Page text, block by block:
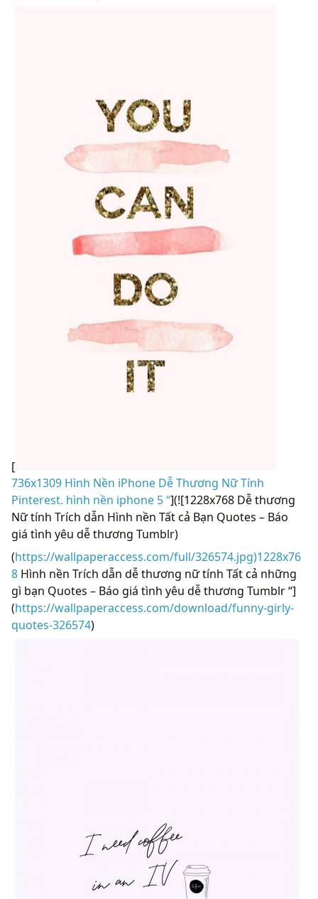
[
736x1309 Hình Nền iPhone Dễ Thương Nữ Tính
Pinterest. hình nền iphone 5 “](![1228x768 Dễ thương
Nữ tính Trích dẫn Hình nền Tất cả Bạn Quotes – Báo
giá tình yêu dễ thương Tumblr)
(https://wallpaperaccess.com/full/326574.jpg)1228x76
8 Hình nền Trích dẫn dễ thương nữ tính Tất cả những
gì bạn Quotes – Báo giá tình yêu dễ thương Tumblr “]
(https://wallpaperaccess.com/download/funny-girly-
quotes-326574)